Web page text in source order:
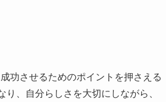
功させるためのポイントを押さえる
、自分らしさを大切にしながら、